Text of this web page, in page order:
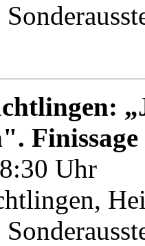
Finissage
Uhr